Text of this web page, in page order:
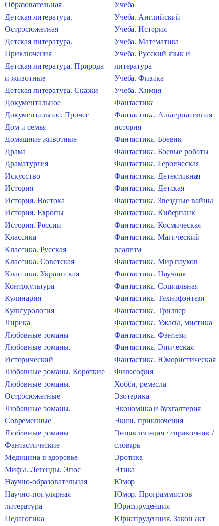
Образовательная
Детская литература.
Остросюжетная
Детская литература.
Приключения
Детская литература. Природа
и животные
Детская литература. Сказки
Документальное
Документальное. Прочее
Дом и семья
Домашние животные
Драма
Драматургия
Искусство
История
История. Востока
История. Европы
История. России
Классика
Классика. Русская
Классика. Советская
Классика. Украинская
Контркультура
Кулинария
Культурология
Лирика
Любовные романы
Любовные романы.
Исторический
Любовные романы. Короткие
Любовные романы.
Остросюжетные
Любовные романы.
Современные
Любовные романы.
Фантастические
Медицина и здоровье
Мифы. Легенды. Эпос
Научно-образовательная
Научно-популярная
литература
Педагогика
Учеба
Учеба. Английский
Учеба. История
Учеба. Математика
Учеба. Русский язык и
литература
Учеба. Физика
Учеба. Химия
Фантастика
Фантастика. Альтернативная
история
Фантастика. Боевик
Фантастика. Боевые роботы
Фантастика. Героическая
Фантастика. Детективная
Фантастика. Детская
Фантастика. Звездные войны
Фантастика. Киберпанк
Фантастика. Космическая
Фантастика. Магический
реализм
Фантастика. Мир пауков
Фантастика. Научная
Фантастика. Социальная
Фантастика. Технофэнтези
Фантастика. Триллер
Фантастика. Ужасы, мистика
Фантастика. Фэнтези
Фантастика. Эпическая
Фантастика. Юмористическая
Философия
Хобби, ремесла
Эзотерика
Экономика и бухгалтерия
Экшн, приключения
Энциклопедия / справочник /
словарь
Эротика
Этика
Юмор
Юмор. Программистов
Юриспруденция
Юриспруденция. Закон акт